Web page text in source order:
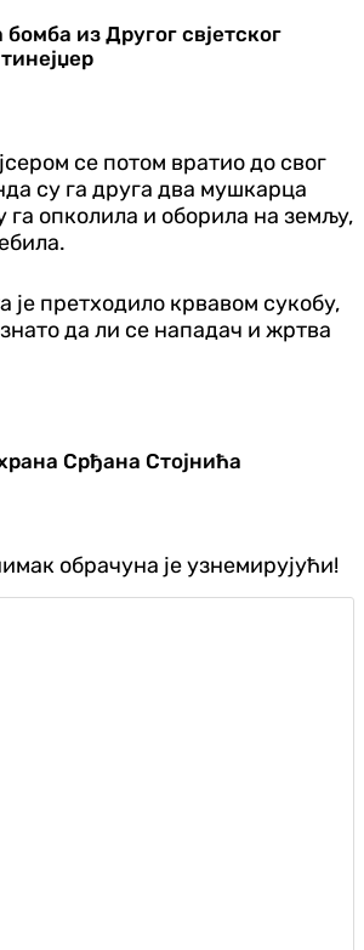
из Другог свјетског
се потом вратио до свог
су га друга два мушкарца
га опколила и оборила на земљу,
је претходило крвавом сукобу,
да ли се нападач и жртва
Срђана Стојнића
обрачуна је узнемирујући!